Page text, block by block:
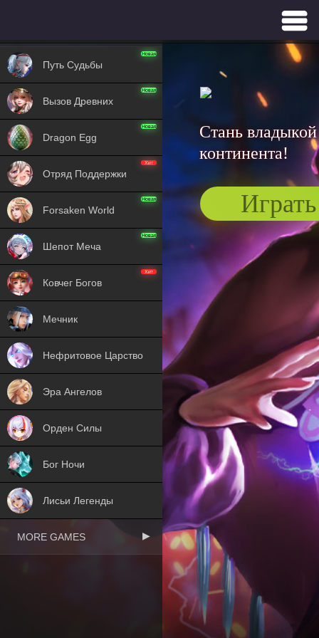
Стань владыкой
континента!
Играть
Путь Судьбы
Новая
Вызов Древних
Новая
Dragon Egg
Новая
Отряд Поддержки
Хит
Forsaken World
Новая
Шепот Меча
Новая
Ковчег Богов
Хит
Мечник
Нефритовое Царство
Эра Ангелов
Орден Силы
Бог Ночи
Лисьи Легенды
MORE GAMES